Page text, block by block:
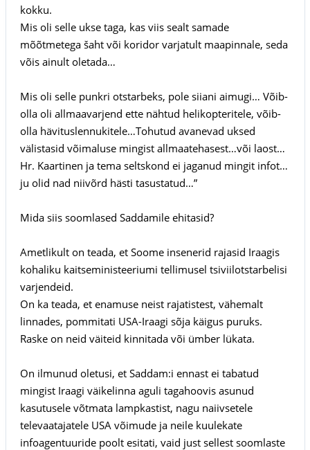
kokku.
Mis oli selle ukse taga, kas viis sealt samade
mõõtmetega šaht või koridor varjatult maapinnale, seda
võis ainult oletada…
Mis oli selle punkri otstarbeks, pole siiani aimugi… Võib-
olla oli allmaavarjend ette nähtud helikopteritele, võib-
olla hävituslennukitele…Tohutud avanevad uksed
välistasid võimaluse mingist allmaatehasest…või laost…
Hr. Kaartinen ja tema seltskond ei jaganud mingit infot…
ju olid nad niivõrd hästi tasustatud…”
Mida siis soomlased Saddamile ehitasid?
Ametlikult on teada, et Soome insenerid rajasid Iraagis
kohaliku kaitseministeeriumi tellimusel tsiviilotstarbelisi
varjendeid.
On ka teada, et enamuse neist rajatistest, vähemalt
linnades, pommitati USA-Iraagi sõja käigus puruks.
Raske on neid väiteid kinnitada või ümber lükata.
On ilmunud oletusi, et Saddam:i ennast ei tabatud
mingist Iraagi väikelinna aguli tagahoovis asunud
kasutusele võtmata lampkastist, nagu naiivsetele
televaatajatele USA võimude ja neile kuulekate
infoagentuuride poolt esitati, vaid just sellest soomlaste